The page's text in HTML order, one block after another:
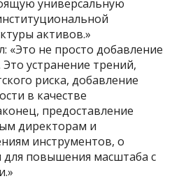
универсальную
активов.»
«Это не просто добавление
устранение трений,
риска, добавление
в качестве
предоставление
директорам и
инструментов, о
для повышения масштаба с